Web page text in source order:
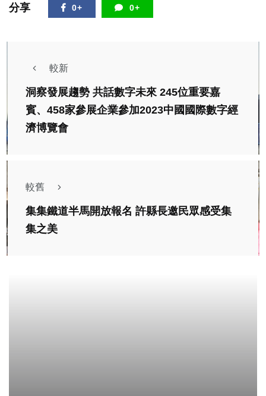
分享 0+ 0+
較新
洞察發展趨勢 共話數字未來 245位重要嘉
賓、458家參展企業參加2023中國國際數字經
濟博覽會
較舊
集集鐵道半馬開放報名 許縣長邀民眾感受集
集之美